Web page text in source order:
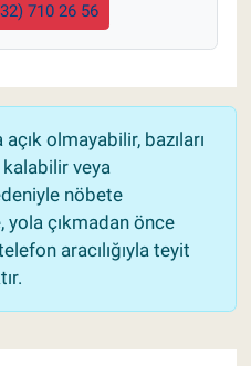
710 26 56
olmayabilir, bazıları
veya
nöbete
yola çıkmadan önce
aracılığıyla teyit